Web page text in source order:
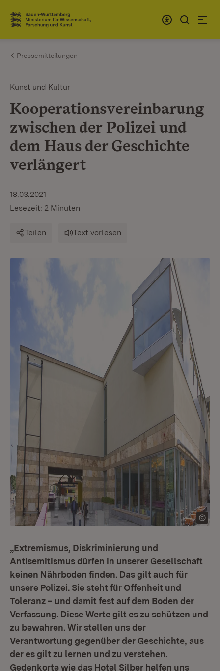
Zum Inhalt springen
Link zur Startseite
Pressemitteilungen
Kunst und Kultur
Kooperationsvereinbarung
zwischen der Polizei und
dem Haus der Geschichte
verlängert
18.03.2021
Lesezeit: 2 Minuten
Teilen Text vorlesen
„Extremismus, Diskriminierung und
Antisemitismus dürfen in unserer Gesellschaft
keinen Nährboden finden. Das gilt auch für
unsere Polizei. Sie steht für Offenheit und
Toleranz – und damit fest auf dem Boden der
Verfassung. Diese Werte gilt es zu schützen und
zu bewahren. Wir stellen uns der
Verantwortung gegenüber der Geschichte, aus
der es gilt zu lernen und zu verstehen.
Gedenkorte wie das Hotel Silber helfen uns